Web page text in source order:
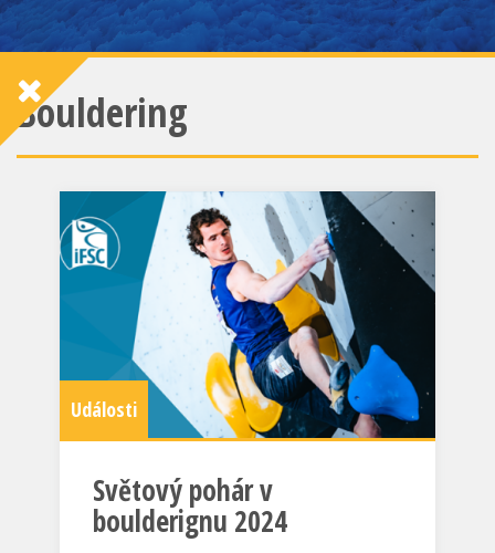
Bouldering
Události
Světový pohár v
boulderignu 2024